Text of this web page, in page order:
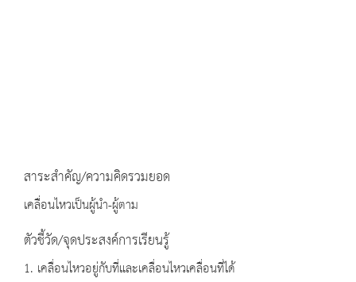
สาระสำคัญ/ความคิดรวมยอด
เคลื่อนไหวเป็นผู้นำ-ผู้ตาม
ตัวชี้วัด/จุดประสงค์การเรียนรู้
1. เคลื่อนไหวอยู่กับที่และเคลื่อนไหวเคลื่อนที่ได้